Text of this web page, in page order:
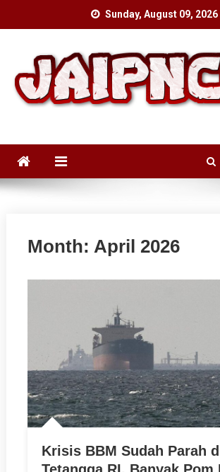
Sunday, August 09, 2026
Month: April 2026
Krisis BBM Sudah Parah